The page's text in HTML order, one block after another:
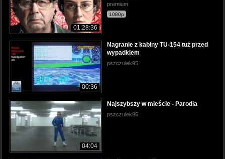
01:28:36
premium
1080p
00:36
Nagranie z kabiny TU-154 tuż przed
wypadkiem
pszczulek95
04:04
Najszybszy w mieście - Parodia
pszczulek95